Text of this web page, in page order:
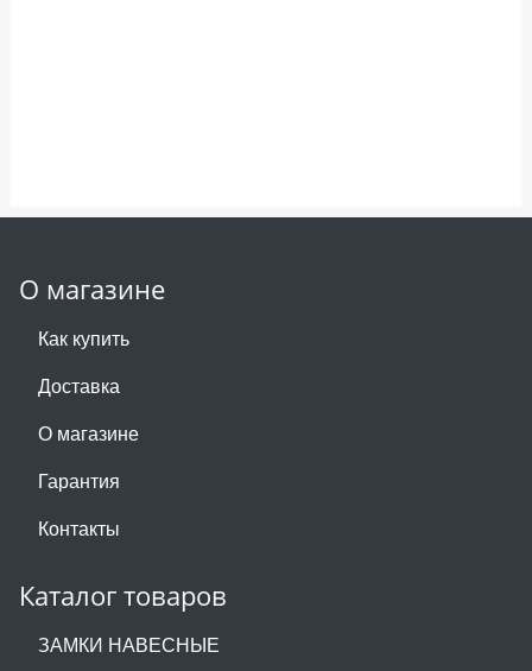
О магазине
Как купить
Доставка
О магазине
Гарантия
Контакты
Каталог товаров
ЗАМКИ НАВЕСНЫЕ